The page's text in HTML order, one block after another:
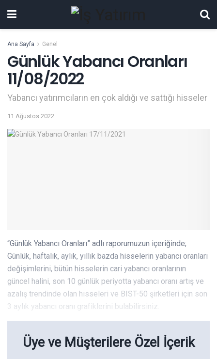
Ana Sayfa Genel
Günlük Yabancı Oranları
11/08/2022
Yabancı yatırımcıların en çok aldığı ve sattığı hisseler
11 Ağustos 2022
“Günlük Yabancı Oranları” adlı raporumuzun içeriğinde;
Günlük, haftalık, aylık, yıllık bazda hisselerin yabancı oranları
değişimlerini, bütün hisselerin cari yabancı oranlarının
güncel halini, son 10 günlük periyotta yabancı oranı artış ve
azalış trendinde olan hisseleri ve BIST-50 şirketleri için son
3 aylık yabancı oranı grafiklerini bulabilirsiniz.
Üye ve Müşterilere Özel İçerik